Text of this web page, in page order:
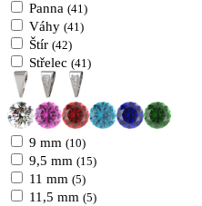
Panna (41)
Váhy (41)
Štír (42)
Střelec (41)
9 mm (10)
9,5 mm (15)
11 mm (5)
11,5 mm (5)